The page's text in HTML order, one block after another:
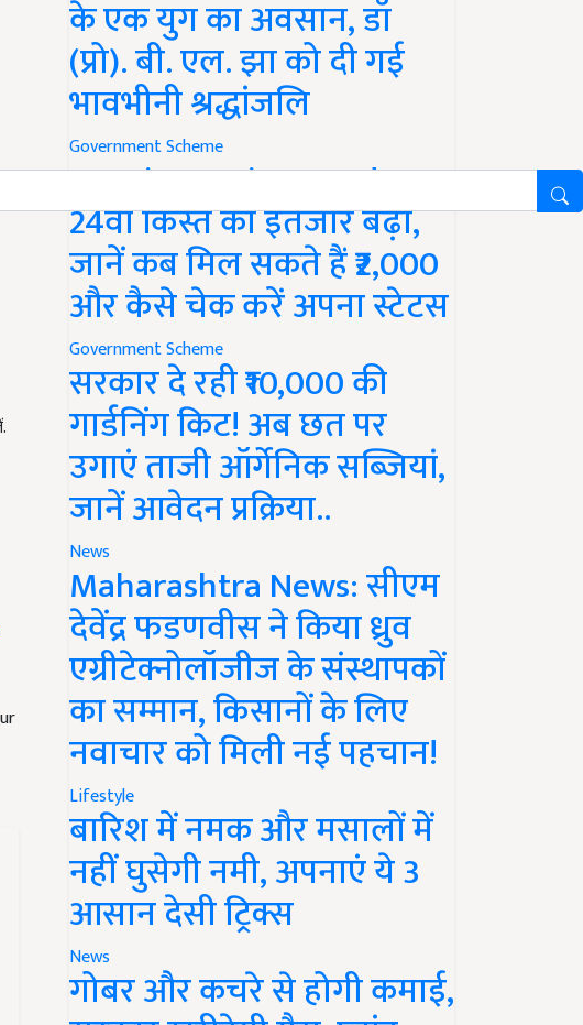
के एक युग का अवसान, डॉ
(प्रो). बी. एल. झा को दी गई
भावभीनी श्रद्धांजलि
Government Scheme
PM Kisan Yojana Update:
24वीं किस्त का इंतजार बढ़ा,
जानें कब मिल सकते हैं ₹2,000
और कैसे चेक करें अपना स्टेटस
Government Scheme
सरकार दे रही ₹10,000 की
गार्डनिंग किट! अब छत पर
उगाएं ताजी ऑर्गेनिक सब्जियां,
जानें आवेदन प्रक्रिया..
News
Maharashtra News: सीएम
देवेंद्र फडणवीस ने किया ध्रुव
एग्रीटेक्नोलॉजीज के संस्थापकों
का सम्मान, किसानों के लिए
नवाचार को मिली नई पहचान!
Lifestyle
बारिश में नमक और मसालों में
नहीं घुसेगी नमी, अपनाएं ये 3
आसान देसी ट्रिक्स
News
गोबर और कचरे से होगी कमाई,